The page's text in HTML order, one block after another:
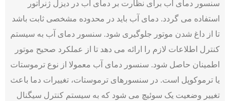
سنسور دمای آب برای نظارت بر دمای آب در دیزل ژنراتور
استفاده می‌ گردد. دمای آب باید در محدوده مشخصی ثابت باشد
تا از داغ شدن موتور جلوگیری شود. سنسور دمای آب به سیستم
کنترل اطلاعات لازم را ارائه می ‌دهد تا از عملکرد صحیح موتور
اطمینان حاصل شود. سنسور دمای آب معمولا از نوع ترموستات
یا ترموکوپل است. در سنسورهای ترموستات، تغییرات دما باعث
تغییر وضعیت یک سوئیچ می‌ شود که به سیستم کنترل سیگنال